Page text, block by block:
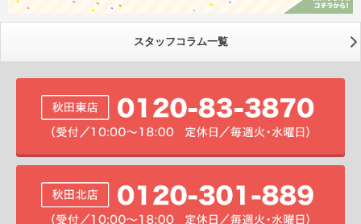
スタッフコラム一覧